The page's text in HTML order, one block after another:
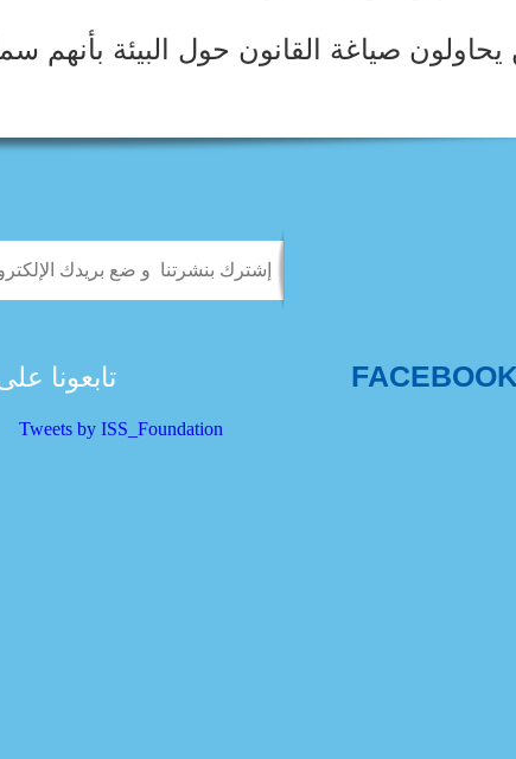
يحاولون صياغة القانون حول البيئة
FACEBOOK تابعونا
Tweets by ISS_Foundation